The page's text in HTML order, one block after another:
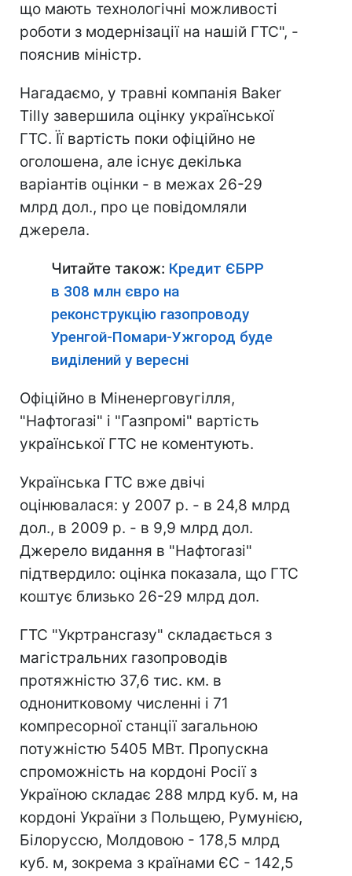
що мають технологічні можливості
роботи з модернізації на нашій ГТС", -
пояснив міністр.
Нагадаємо, у травні компанія Baker
Tilly завершила оцінку української
ГТС. Її вартість поки офіційно не
оголошена, але існує декілька
варіантів оцінки - в межах 26-29
млрд дол., про це повідомляли
джерела.
Читайте також: Кредит ЄБРР
в 308 млн євро на
реконструкцію газопроводу
Уренгой-Помари-Ужгород буде
виділений у вересні
Офіційно в Міненерговугілля,
"Нафтогазі" і "Газпромі" вартість
української ГТС не коментують.
Українська ГТС вже двічі
оцінювалася: у 2007 р. - в 24,8 млрд
дол., в 2009 р. - в 9,9 млрд дол.
Джерело видання в "Нафтогазі"
підтвердило: оцінка показала, що ГТС
коштує близько 26-29 млрд дол.
ГТС "Укртрансгазу" складається з
магістральних газопроводів
протяжністю 37,6 тис. км. в
однонитковому численні і 71
компресорної станції загальною
потужністю 5405 МВт. Пропускна
спроможність на кордоні Росії з
Україною складає 288 млрд куб. м, на
кордоні України з Польщею, Румунією,
Білоруссю, Молдовою - 178,5 млрд
куб. м, зокрема з країнами ЄС - 142,5